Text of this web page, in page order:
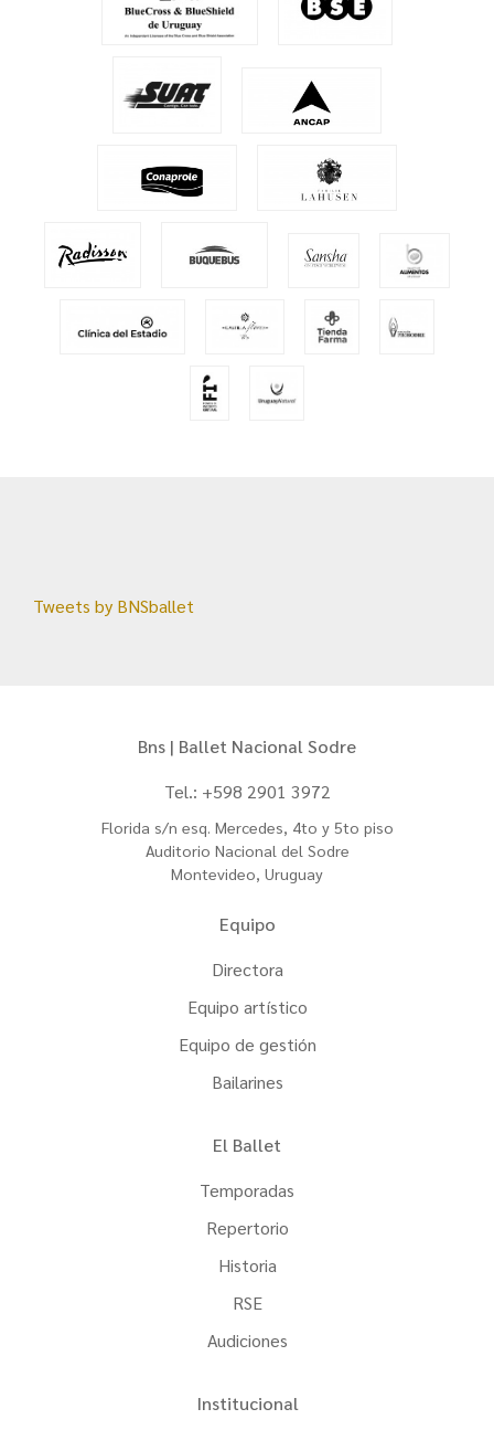
Tweets by BNSballet
Bns | Ballet Nacional Sodre
Tel.: +598 2901 3972
Florida s/n esq. Mercedes, 4to y 5to piso
Auditorio Nacional del Sodre
Montevideo, Uruguay
Equipo
Directora
Equipo artístico
Equipo de gestión
Bailarines
El Ballet
Temporadas
Repertorio
Historia
RSE
Audiciones
Institucional